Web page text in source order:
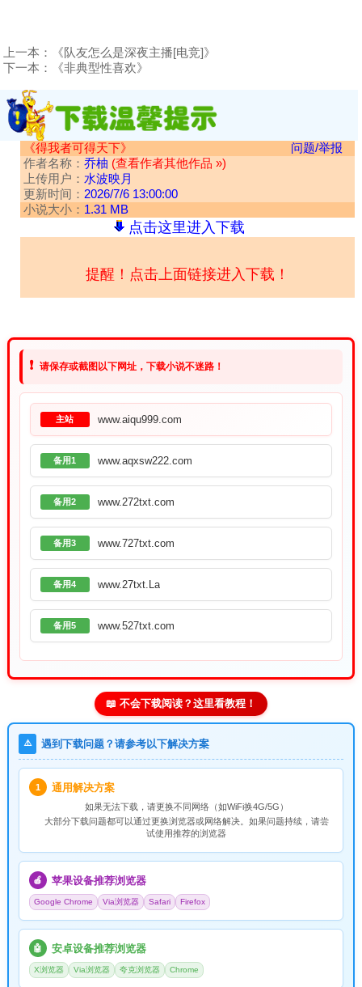
上一本：
《队友怎么是深夜主播[电竞]》
下一本：
《非典型性喜欢》
《得我者可得天下》
问题/举报
作者名称： 乔柚 (查看作者其他作品 »)
上传用户： 水波映月
更新时间： 2026/7/6 13:00:00
小说大小： 1.31 MB
点击这里进入下载
提醒！点击上面链接进入下载！
❗ 请保存或截图以下网址，下载小说不迷路！
主站 www.aiqu999.com
备用1 www.aqxsw222.com
备用2 www.272txt.com
备用3 www.727txt.com
备用4 www.27txt.La
备用5 www.527txt.com
📖 不会下载阅读？这里看教程！
⚠️ 遇到下载问题？请参考以下解决方案
1 通用解决方案
如果无法下载，请更换不同网络（如WiFi换4G/5G）
大部分下载问题都可以通过更换浏览器或网络解决。如果问题持续，请尝
试使用推荐的浏览器
🍎 苹果设备推荐浏览器
Google Chrome Via浏览器 Safari Firefox
🤖 安卓设备推荐浏览器
X浏览器 Via浏览器 夸克浏览器 Chrome